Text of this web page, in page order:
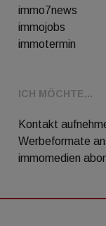
immo7news
immojobs
immotermin
ICH MÖCHTE...
Kontakt
Werbeformate
immomedien